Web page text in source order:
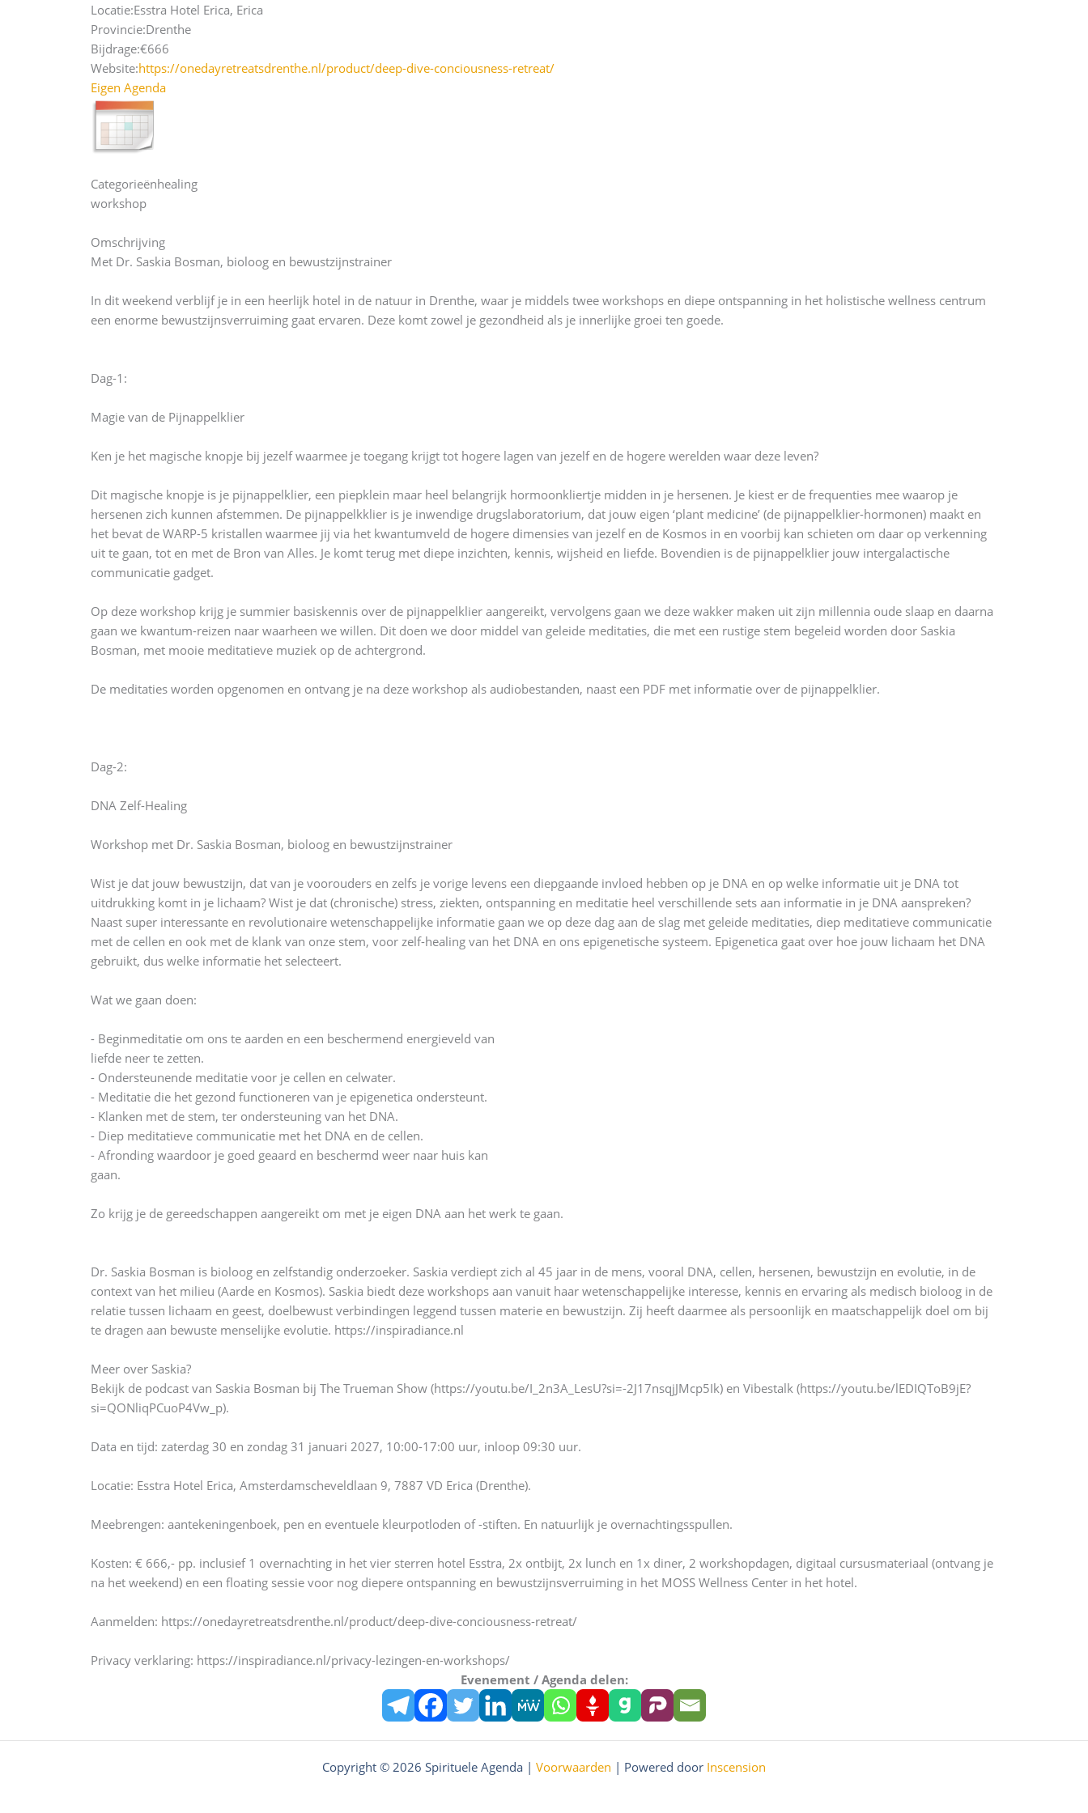
Locatie:Esstra Hotel Erica, Erica
Provincie:Drenthe
Bijdrage:€666
Website:https://onedayretreatsdrenthe.nl/product/deep-dive-conciousness-retreat/
Eigen Agenda
Categorieënhealing
workshop
Omschrijving
Met Dr. Saskia Bosman, bioloog en bewustzijnstrainer
In dit weekend verblijf je in een heerlijk hotel in de natuur in Drenthe, waar je middels twee workshops en diepe ontspanning in het holistische wellness centrum
een enorme bewustzijnsverruiming gaat ervaren. Deze komt zowel je gezondheid als je innerlijke groei ten goede.
Dag-1:
Magie van de Pijnappelklier
Ken je het magische knopje bij jezelf waarmee je toegang krijgt tot hogere lagen van jezelf en de hogere werelden waar deze leven?
Dit magische knopje is je pijnappelklier, een piepklein maar heel belangrijk hormoonkliertje midden in je hersenen. Je kiest er de frequenties mee waarop je
hersenen zich kunnen afstemmen. De pijnappelkklier is je inwendige drugslaboratorium, dat jouw eigen ‘plant medicine’ (de pijnappelklier-hormonen) maakt en
het bevat de WARP-5 kristallen waarmee jij via het kwantumveld de hogere dimensies van jezelf en de Kosmos in en voorbij kan schieten om daar op verkenning
uit te gaan, tot en met de Bron van Alles. Je komt terug met diepe inzichten, kennis, wijsheid en liefde. Bovendien is de pijnappelklier jouw intergalactische
communicatie gadget.
Op deze workshop krijg je summier basiskennis over de pijnappelklier aangereikt, vervolgens gaan we deze wakker maken uit zijn millennia oude slaap en daarna
gaan we kwantum-reizen naar waarheen we willen. Dit doen we door middel van geleide meditaties, die met een rustige stem begeleid worden door Saskia
Bosman, met mooie meditatieve muziek op de achtergrond.
De meditaties worden opgenomen en ontvang je na deze workshop als audiobestanden, naast een PDF met informatie over de pijnappelklier.
Dag-2:
DNA Zelf-Healing
Workshop met Dr. Saskia Bosman, bioloog en bewustzijnstrainer
Wist je dat jouw bewustzijn, dat van je voorouders en zelfs je vorige levens een diepgaande invloed hebben op je DNA en op welke informatie uit je DNA tot
uitdrukking komt in je lichaam? Wist je dat (chronische) stress, ziekten, ontspanning en meditatie heel verschillende sets aan informatie in je DNA aanspreken?
Naast super interessante en revolutionaire wetenschappelijke informatie gaan we op deze dag aan de slag met geleide meditaties, diep meditatieve communicatie
met de cellen en ook met de klank van onze stem, voor zelf-healing van het DNA en ons epigenetische systeem. Epigenetica gaat over hoe jouw lichaam het DNA
gebruikt, dus welke informatie het selecteert.
Wat we gaan doen:
- Beginmeditatie om ons te aarden en een beschermend energieveld van
liefde neer te zetten.
- Ondersteunende meditatie voor je cellen en celwater.
- Meditatie die het gezond functioneren van je epigenetica ondersteunt.
- Klanken met de stem, ter ondersteuning van het DNA.
- Diep meditatieve communicatie met het DNA en de cellen.
- Afronding waardoor je goed geaard en beschermd weer naar huis kan
gaan.
Zo krijg je de gereedschappen aangereikt om met je eigen DNA aan het werk te gaan.
Dr. Saskia Bosman is bioloog en zelfstandig onderzoeker. Saskia verdiept zich al 45 jaar in de mens, vooral DNA, cellen, hersenen, bewustzijn en evolutie, in de
context van het milieu (Aarde en Kosmos). Saskia biedt deze workshops aan vanuit haar wetenschappelijke interesse, kennis en ervaring als medisch bioloog in de
relatie tussen lichaam en geest, doelbewust verbindingen leggend tussen materie en bewustzijn. Zij heeft daarmee als persoonlijk en maatschappelijk doel om bij
te dragen aan bewuste menselijke evolutie. https://inspiradiance.nl
Meer over Saskia?
Bekijk de podcast van Saskia Bosman bij The Trueman Show (https://youtu.be/I_2n3A_LesU?si=-2J17nsqjJMcp5Ik) en Vibestalk (https://youtu.be/lEDIQToB9jE?
si=QONliqPCuoP4Vw_p).
Data en tijd: zaterdag 30 en zondag 31 januari 2027, 10:00-17:00 uur, inloop 09:30 uur.
Locatie: Esstra Hotel Erica, Amsterdamscheveldlaan 9, 7887 VD Erica (Drenthe).
Meebrengen: aantekeningenboek, pen en eventuele kleurpotloden of -stiften. En natuurlijk je overnachtingsspullen.
Kosten: € 666,- pp. inclusief 1 overnachting in het vier sterren hotel Esstra, 2x ontbijt, 2x lunch en 1x diner, 2 workshopdagen, digitaal cursusmateriaal (ontvang je
na het weekend) en een floating sessie voor nog diepere ontspanning en bewustzijnsverruiming in het MOSS Wellness Center in het hotel.
Aanmelden: https://onedayretreatsdrenthe.nl/product/deep-dive-conciousness-retreat/
Privacy verklaring: https://inspiradiance.nl/privacy-lezingen-en-workshops/
Evenement / Agenda delen:
Copyright © 2026 Spirituele Agenda | Voorwaarden | Powered door Inscension